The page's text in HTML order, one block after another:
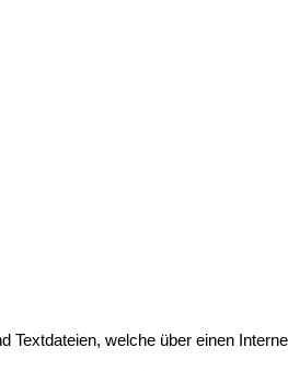
Textdateien, welche über einen